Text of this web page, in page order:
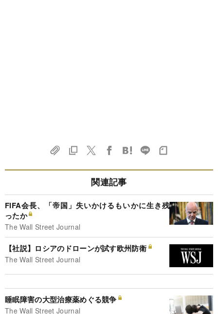
関連記事
FIFA会長、「帝国」失いかけるもいかに生き残
ったか
The Wall Street Journal
【社説】ロシアのドローンが試す欧州防衛
The Wall Street Journal
睡眠障害の大型治療薬めぐる競争
The Wall Street Journal